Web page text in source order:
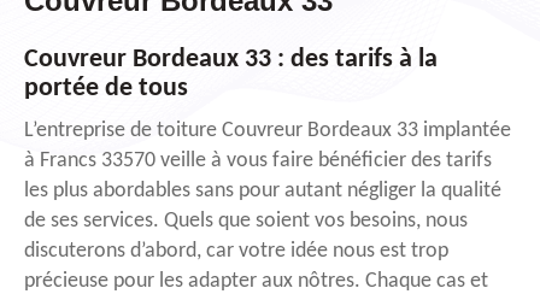
Couvreur Bordeaux 33 : des tarifs à la
portée de tous
L’entreprise de toiture Couvreur Bordeaux 33 implantée
à Francs 33570 veille à vous faire bénéficier des tarifs
les plus abordables sans pour autant négliger la qualité
de ses services. Quels que soient vos besoins, nous
discuterons d’abord, car votre idée nous est trop
précieuse pour les adapter aux nôtres. Chaque cas et